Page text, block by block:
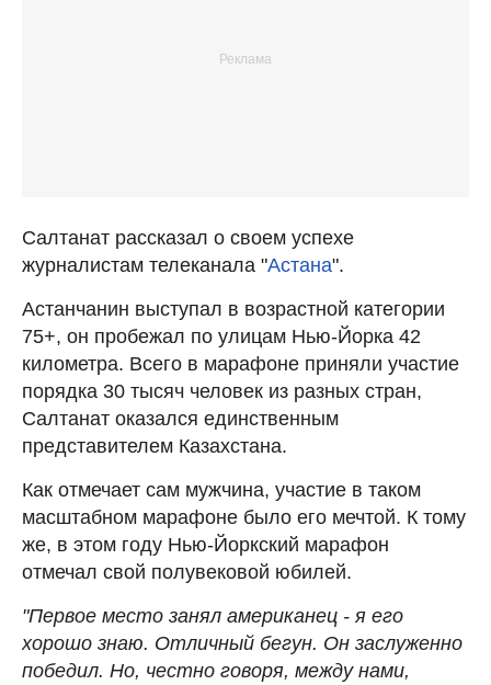
Салтанат рассказал о своем успехе
журналистам телеканала "Астана".
Астанчанин выступал в возрастной категории
75+, он пробежал по улицам Нью-Йорка 42
километра. Всего в марафоне приняли участие
порядка 30 тысяч человек из разных стран,
Салтанат оказался единственным
представителем Казахстана.
Как отмечает сам мужчина, участие в таком
масштабном марафоне было его мечтой. К тому
же, в этом году Нью-Йоркский марафон
отмечал свой полувековой юбилей.
"Первое место занял американец - я его
хорошо знаю. Отличный бегун. Он заслуженно
победил. Но, честно говоря, между нами,